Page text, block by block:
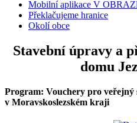
Mobilní aplikace V
Překlačujeme hranice
Okolí obce
Stavební úpravy a
domu
Program: Vouchery pro
v Moravskoslezském kraji